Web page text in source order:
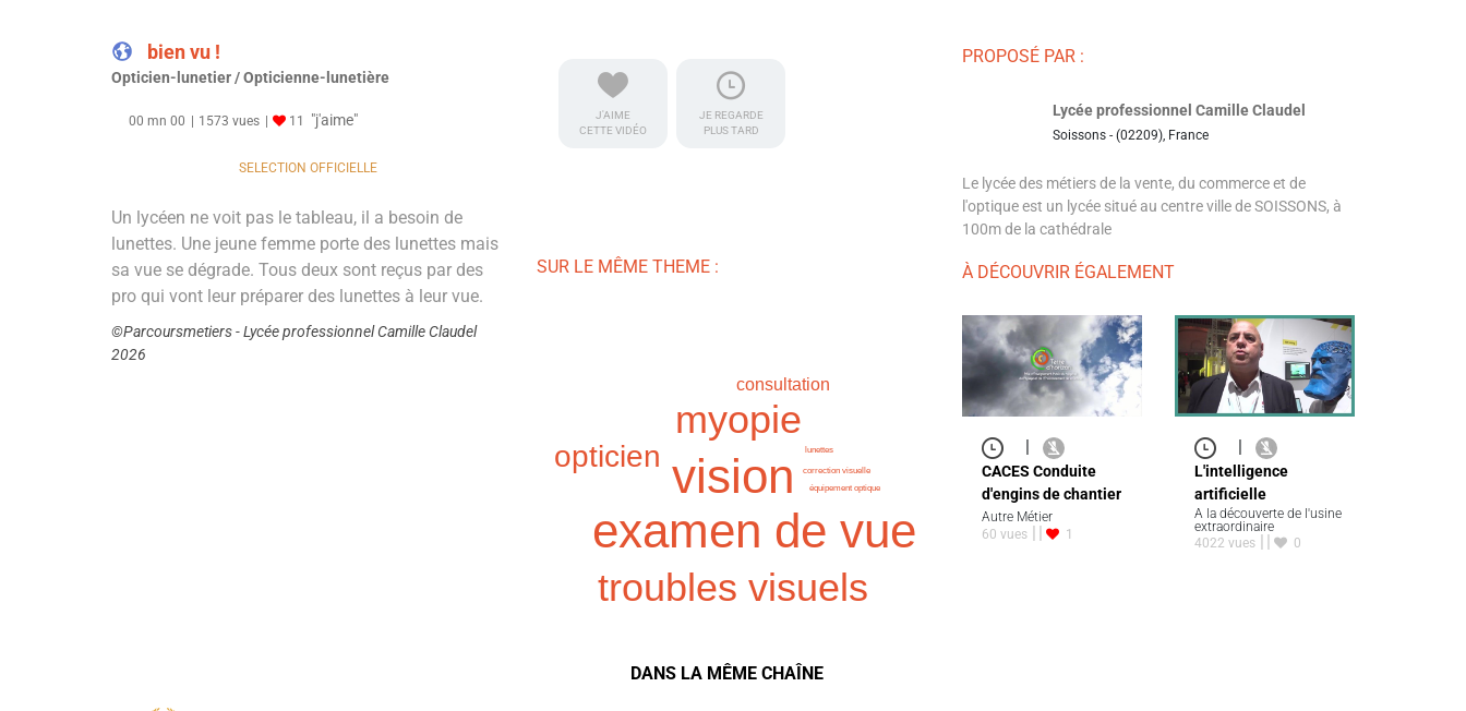
bien vu !
Opticien-lunetier / Opticienne-lunetière
00 mn 00 1573 vues 11 "j'aime"
SELECTION OFFICIELLE
Un lycéen ne voit pas le tableau, il a besoin de
lunettes. Une jeune femme porte des lunettes mais
sa vue se dégrade. Tous deux sont reçus par des
pro qui vont leur préparer des lunettes à leur vue.
©Parcoursmetiers - Lycée professionnel Camille Claudel
2026
J'AIME
CETTE VIDÉO
JE REGARDE
PLUS TARD
SUR LE MÊME THEME :
vision
examen de vue
myopie
troubles visuels
opticien
consultation
lunettes
correction visuelle
équipement optique
PROPOSÉ PAR :
Lycée professionnel Camille Claudel
Soissons - (02209), France
Le lycée des métiers de la vente, du commerce et de
l'optique est un lycée situé au centre ville de SOISSONS, à
100m de la cathédrale
À DÉCOUVRIR ÉGALEMENT
CACES Conduite
d'engins de chantier
Autre Métier
60 vues
1
L'intelligence
artificielle
A la découverte de l'usine
extraordinaire
4022 vues
0
DANS LA MÊME CHAÎNE